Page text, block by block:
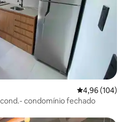
4,96 de uma
4,96 (104)
Wi-Fi600mbps- 2qts- ar cond.- condomínio fechado